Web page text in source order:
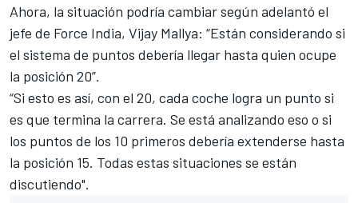
Ahora, la situación podría cambiar según adelantó el
jefe de Force India, Vijay Mallya: “Están considerando si
el sistema de puntos debería llegar hasta quien ocupe
la posición 20”.
“Si esto es así, con el 20, cada coche logra un punto si
es que termina la carrera. Se está analizando eso o si
los puntos de los 10 primeros debería extenderse hasta
la posición 15. Todas estas situaciones se están
discutiendo".